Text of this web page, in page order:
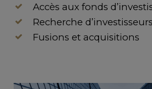
Accès aux fonds
Recherche d’investisseurs
Fusions et acquisitions